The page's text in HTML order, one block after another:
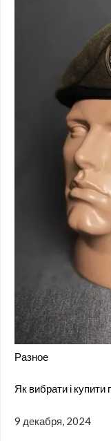
Разное
Як вибрати і
9 декабря, 2024